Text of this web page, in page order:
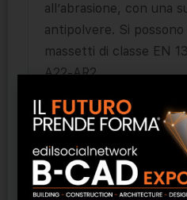
all’abrasione, con una
antipolvere. Si
massetti di classe EN
A22-AR2.
Campi di impiego
Floorrep deve essere
all’interno. È